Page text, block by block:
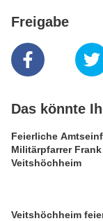
Freigabe
Das könnte
Feierliche
Militärpfarrer
Veitshöchheim
Veitshöchheim